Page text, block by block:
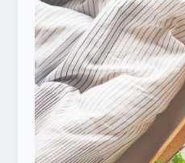
le jour vers les débuts
Au cours des
société changent
conséquent, le lifestyle
évolution constante.